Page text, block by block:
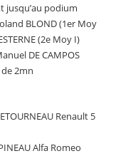
jusqu’au podium
BLOND (1er Moy
(2e Moy I)
DE CAMPOS
2mn
Renault 5
Alfa Romeo